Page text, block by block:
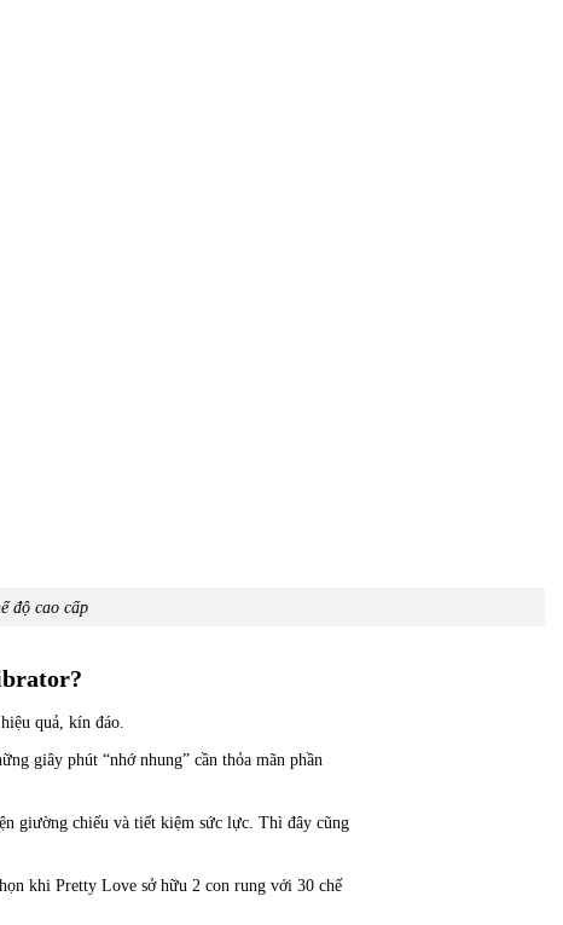
độ cao cấp
quả, kín đáo.
giây phút “nhớ nhung” cần thỏa mãn phần
giường chiếu và tiết kiệm sức lực. Thì đây cũng
khi Pretty Love sở hữu 2 con rung với 30 chế